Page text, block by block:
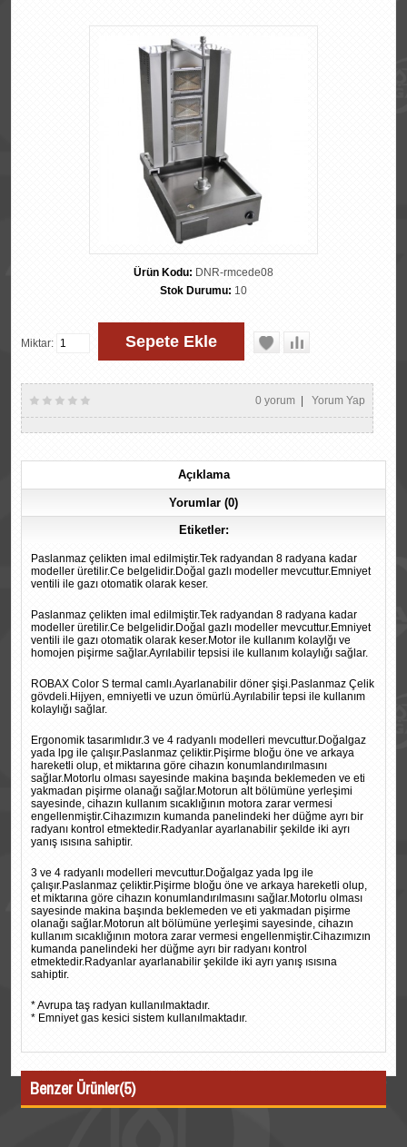
Ürün Kodu: DNR-rmcede08
Stok Durumu: 10
Miktar:
0 yorum| Yorum Yap
Açıklama
Yorumlar (0)
Etiketler:
Paslanmaz çelikten imal edilmiştir.Tek radyandan 8 radyana kadar
modeller üretilir.Ce belgelidir.Doğal gazlı modeller mevcuttur.Emniyet
ventili ile gazı otomatik olarak keser.
Paslanmaz çelikten imal edilmiştir.Tek radyandan 8 radyana kadar
modeller üretilir.Ce belgelidir.Doğal gazlı modeller mevcuttur.Emniyet
ventili ile gazı otomatik olarak keser.Motor ile kullanım kolaylğı ve
homojen pişirme sağlar.Ayrılabilir tepsisi ile kullanım kolaylığı sağlar.
ROBAX Color S termal camlı.Ayarlanabilir döner şişi.Paslanmaz Çelik
gövdeli.Hijyen, emniyetli ve uzun ömürlü.Ayrılabilir tepsi ile kullanım
kolaylığı sağlar.
Ergonomik tasarımlıdır.3 ve 4 radyanlı modelleri mevcuttur.Doğalgaz
yada lpg ile çalışır.Paslanmaz çeliktir.Pişirme bloğu öne ve arkaya
hareketli olup, et miktarına göre cihazın konumlandırılmasını
sağlar.Motorlu olması sayesinde makina başında beklemeden ve eti
yakmadan pişirme olanağı sağlar.Motorun alt bölümüne yerleşimi
sayesinde, cihazın kullanım sıcaklığının motora zarar vermesi
engellenmiştir.Cihazımızın kumanda panelindeki her düğme ayrı bir
radyanı kontrol etmektedir.Radyanlar ayarlanabilir şekilde iki ayrı
yanış ısısına sahiptir.
3 ve 4 radyanlı modelleri mevcuttur.Doğalgaz yada lpg ile
çalışır.Paslanmaz çeliktir.Pişirme bloğu öne ve arkaya hareketli olup,
et miktarına göre cihazın konumlandırılmasını sağlar.Motorlu olması
sayesinde makina başında beklemeden ve eti yakmadan pişirme
olanağı sağlar.Motorun alt bölümüne yerleşimi sayesinde, cihazın
kullanım sıcaklığının motora zarar vermesi engellenmiştir.Cihazımızın
kumanda panelindeki her düğme ayrı bir radyanı kontrol
etmektedir.Radyanlar ayarlanabilir şekilde iki ayrı yanış ısısına
sahiptir.
* Avrupa taş radyan kullanılmaktadır.
* Emniyet gas kesici sistem kullanılmaktadır.
Benzer Ürünler(5)